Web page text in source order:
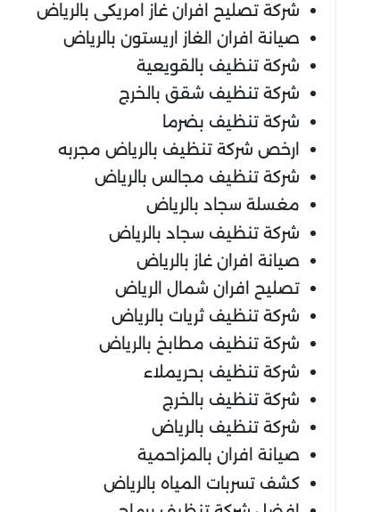
شركة تصليح افران غاز امريكى بالرياض
صيانة افران الغاز اريستون بالرياض
شركة تنظيف بالقويعية
شركة تنظيف شقق بالخرج
شركة تنظيف بضرما
ارخص شركة تنظيف بالرياض مجربه
شركة تنظيف مجالس بالرياض
مغسلة سجاد بالرياض
شركة تنظيف سجاد بالرياض
صيانة افران غاز بالرياض
تصليح افران شمال الرياض
شركة تنظيف ثريات بالرياض
شركة تنظيف مطابخ بالرياض
شركة تنظيف بحريملاء
شركة تنظيف بالخرج
شركة تنظيف بالرياض
صيانة افران بالمزاحمية
كشف تسربات المياه بالرياض